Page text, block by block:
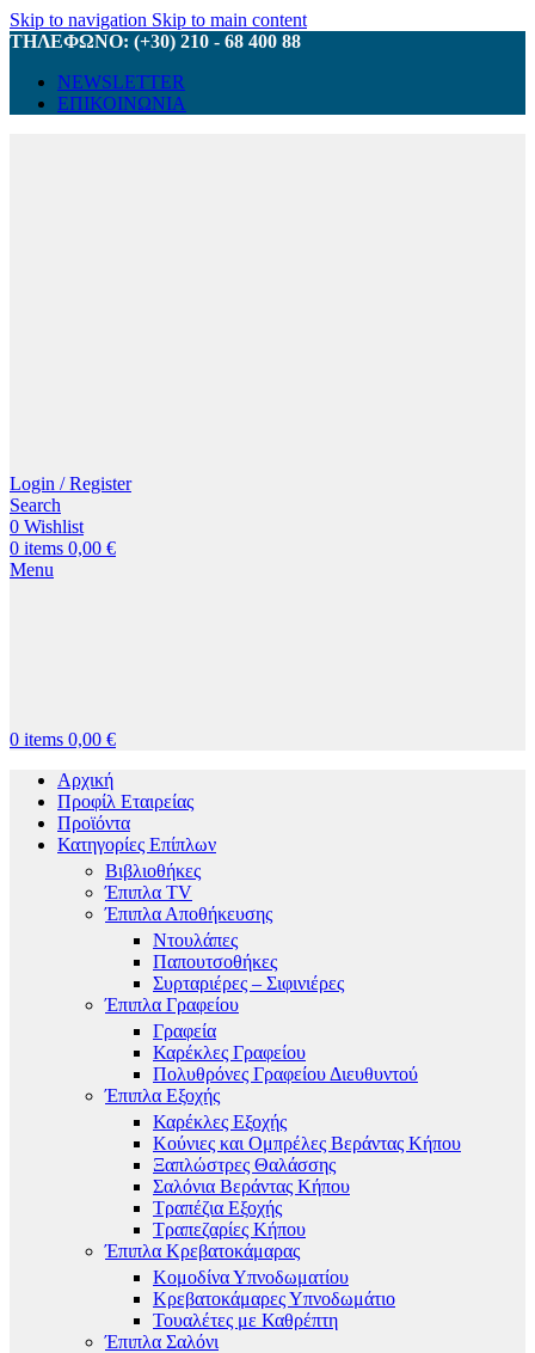
Skip to navigation Skip to main content
ΤΗΛΕΦΩΝΟ: (+30) 210 - 68 400 88
NEWSLETTER
ΕΠΙΚΟΙΝΩΝΙΑ
Login / Register
Search
0 Wishlist
0 items 0,00 €
Menu
0 items 0,00 €
Αρχική
Προφίλ Εταιρείας
Προϊόντα
Κατηγορίες Επίπλων
Βιβλιοθήκες
Έπιπλα TV
Έπιπλα Αποθήκευσης
Ντουλάπες
Παπουτσοθήκες
Συρταριέρες – Σιφινιέρες
Έπιπλα Γραφείου
Γραφεία
Καρέκλες Γραφείου
Πολυθρόνες Γραφείου Διευθυντού
Έπιπλα Εξοχής
Καρέκλες Εξοχής
Κούνιες και Ομπρέλες Βεράντας Κήπου
Ξαπλώστρες Θαλάσσης
Σαλόνια Βεράντας Κήπου
Τραπέζια Εξοχής
Τραπεζαρίες Κήπου
Έπιπλα Κρεβατοκάμαρας
Κομοδίνα Υπνοδωματίου
Κρεβατοκάμαρες Υπνοδωμάτιο
Τουαλέτες με Καθρέπτη
Έπιπλα Σαλόνι